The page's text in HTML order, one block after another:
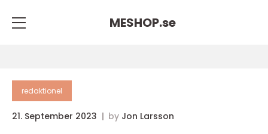
MESHOP.se
redaktionel
21. September 2023 by Jon Larsson